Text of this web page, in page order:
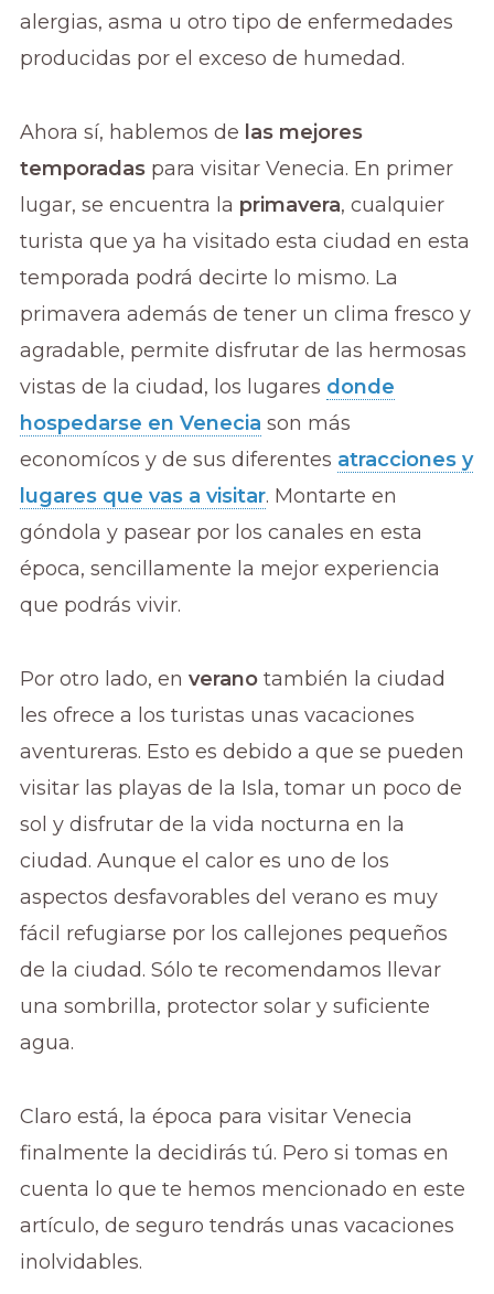
alergias, asma u otro tipo de enfermedades
producidas por el exceso de humedad.
Ahora sí, hablemos de las mejores
temporadas para visitar Venecia. En primer
lugar, se encuentra la primavera, cualquier
turista que ya ha visitado esta ciudad en esta
temporada podrá decirte lo mismo. La
primavera además de tener un clima fresco y
agradable, permite disfrutar de las hermosas
vistas de la ciudad, los lugares donde
hospedarse en Venecia son más
economícos y de sus diferentes atracciones y
lugares que vas a visitar. Montarte en
góndola y pasear por los canales en esta
época, sencillamente la mejor experiencia
que podrás vivir.
Por otro lado, en verano también la ciudad
les ofrece a los turistas unas vacaciones
aventureras. Esto es debido a que se pueden
visitar las playas de la Isla, tomar un poco de
sol y disfrutar de la vida nocturna en la
ciudad. Aunque el calor es uno de los
aspectos desfavorables del verano es muy
fácil refugiarse por los callejones pequeños
de la ciudad. Sólo te recomendamos llevar
una sombrilla, protector solar y suficiente
agua.
Claro está, la época para visitar Venecia
finalmente la decidirás tú. Pero si tomas en
cuenta lo que te hemos mencionado en este
artículo, de seguro tendrás unas vacaciones
inolvidables.